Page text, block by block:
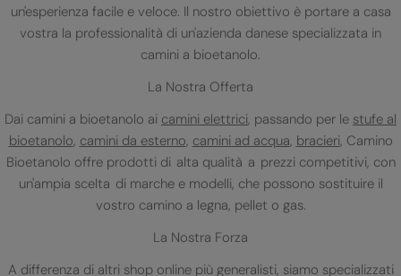
un'esperienza facile e veloce. Il nostro obiettivo è portare a casa
vostra la professionalità di un'azienda danese specializzata in
camini a bioetanolo.
La Nostra Offerta
Dai camini a bioetanolo ai camini elettrici, passando per le stufe al
bioetanolo, camini da esterno, camini ad acqua, bracieri, Camino
Bioetanolo offre prodotti di alta qualità a prezzi competitivi, con
un'ampia scelta di marche e modelli, che possono sostituire il
vostro camino a legna, pellet o gas.
La Nostra Forza
A differenza di altri shop online più generalisti, siamo specializzati